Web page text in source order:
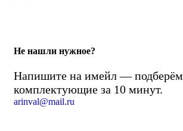
Не нашли нужное?
Напишите на имейл — подберём
комплектующие за 10 минут.
arinval@mail.ru